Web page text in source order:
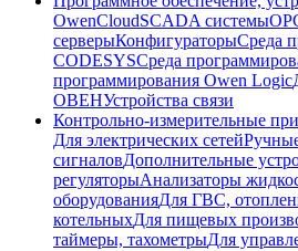
OwenCloudSCADA системы
серверыКонфигураторыСреда
CODESYSСреда
программирования Owen Logic
ОВЕНУстройства связи
Контрольно-измерительные
Для электрических сетей
сигналовДополнительные
регуляторыАнализаторы
оборудованияДля ГВС,
котельныхДля пищевых
таймеры, тахометрыДля